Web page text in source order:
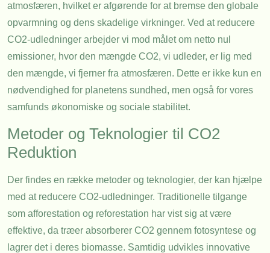
atmosfæren, hvilket er afgørende for at bremse den globale
opvarmning og dens skadelige virkninger. Ved at reducere
CO2-udledninger arbejder vi mod målet om netto nul
emissioner, hvor den mængde CO2, vi udleder, er lig med
den mængde, vi fjerner fra atmosfæren. Dette er ikke kun en
nødvendighed for planetens sundhed, men også for vores
samfunds økonomiske og sociale stabilitet.
Metoder og Teknologier til CO2
Reduktion
Der findes en række metoder og teknologier, der kan hjælpe
med at reducere CO2-udledninger. Traditionelle tilgange
som afforestation og reforestation har vist sig at være
effektive, da træer absorberer CO2 gennem fotosyntese og
lagrer det i deres biomasse. Samtidig udvikles innovative